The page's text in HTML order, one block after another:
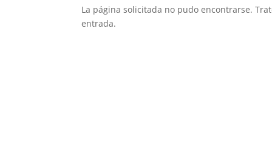
La página solicitada no pudo encontrarse.
entrada.